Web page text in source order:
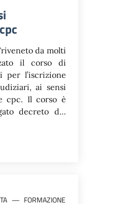
da molti
il corso di
per l’iscrizione
ai sensi
cpc. Il corso è
decreto del
formative
Guida della
FORMAZIONE